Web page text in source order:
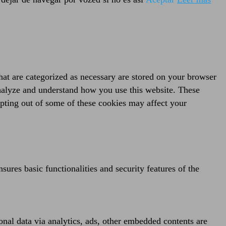
are categorized as necessary are stored on your browser
and understand how you use this website. These
out of some of these cookies may affect your
basic functionalities and security features of the
data via analytics, ads, other embedded contents are